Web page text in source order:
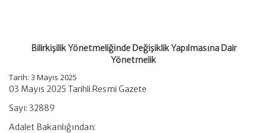
Bilirkişilik Yönetmeliğinde Değişiklik Yapılmasına Dair
Yönetmelik
Tarih: 3 Mayıs 2025
03 Mayıs 2025 Tarihli Resmi Gazete
Sayı: 32889
Adalet Bakanlığından: